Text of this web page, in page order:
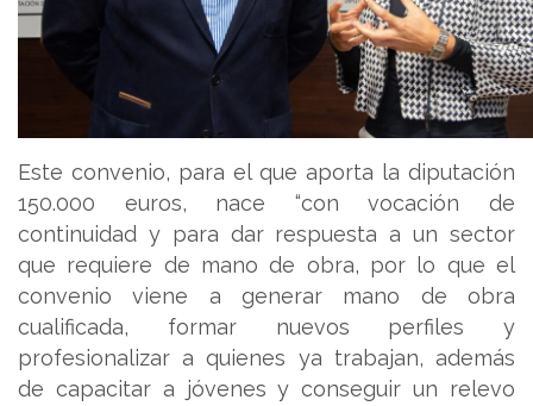
Este convenio, para el que aporta la diputación
150.000 euros, nace “con vocación de
continuidad y para dar respuesta a un sector
que requiere de mano de obra, por lo que el
convenio viene a generar mano de obra
cualificada, formar nuevos perfiles y
profesionalizar a quienes ya trabajan, además
de capacitar a jóvenes y conseguir un relevo